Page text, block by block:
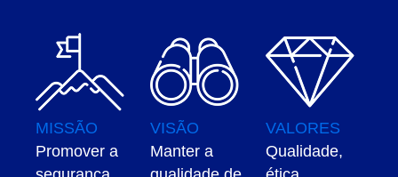
MISSÃO
Promover a
VISÃO
Manter a
VALORES
Qualidade,